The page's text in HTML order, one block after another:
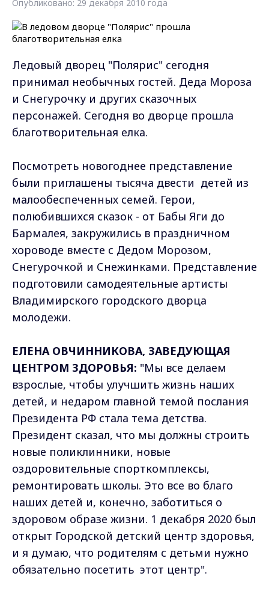
Опубликовано: 29 декабря 2010 года
Ледовый дворец "Полярис" сегодня
принимал необычных гостей. Деда Мороза
и Снегурочку и других сказочных
персонажей. Сегодня во дворце прошла
благотворительная елка.
Посмотреть новогоднее представление
были приглашены тысяча двести детей из
малообеспеченных семей. Герои,
полюбившихся сказок - от Бабы Яги до
Бармалея, закружились в праздничном
хороводе вместе с Дедом Морозом,
Снегурочкой и Снежинками. Представление
подготовили самодеятельные артисты
Владимирского городского дворца
молодежи.
ЕЛЕНА ОВЧИННИКОВА, ЗАВЕДУЮЩАЯ
ЦЕНТРОМ ЗДОРОВЬЯ: "Мы все делаем
взрослые, чтобы улучшить жизнь наших
детей, и недаром главной темой послания
Президента РФ стала тема детства.
Президент сказал, что мы должны строить
новые поликлинники, новые
оздоровительные спорткомплексы,
ремонтировать школы. Это все во благо
наших детей и, конечно, заботиться о
здоровом образе жизни. 1 декабря 2020 был
открыт Городской детский центр здоровья,
и я думаю, что родителям с детьми нужно
обязательно посетить этот центр".